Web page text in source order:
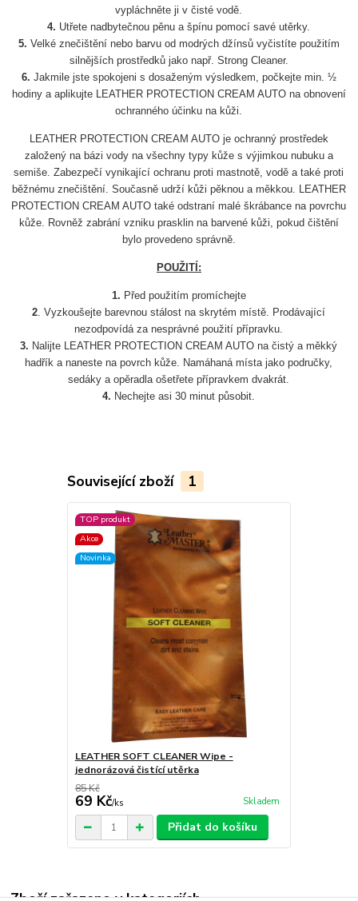
vypláchněte ji v čisté vodě.
4. Utřete nadbytečnou pěnu a špínu pomocí savé utěrky.
5. Velké znečištění nebo barvu od modrých džínsů vyčistíte použitím
silnějších prostředků jako např. Strong Cleaner.
6. Jakmile jste spokojeni s dosaženým výsledkem, počkejte min. ½
hodiny a aplikujte LEATHER PROTECTION CREAM AUTO na obnovení
ochranného účinku na kůži.
LEATHER PROTECTION CREAM AUTO je ochranný prostředek
založený na bázi vody na všechny typy kůže s výjimkou nubuku a
semiše. Zabezpečí vynikající ochranu proti mastnotě, vodě a také proti
běžnému znečištění. Současně udrží kůži pěknou a měkkou. LEATHER
PROTECTION CREAM AUTO také odstraní malé škrábance na povrchu
kůže. Rovněž zabrání vzniku prasklin na barvené kůži, pokud čištění
bylo provedeno správně.
POUŽITÍ:
1. Před použitím promíchejte
2 . Vyzkoušejte barevnou stálost na skrytém místě. Prodávající
nezodpovídá za nesprávné použití přípravku.
3. Nalijte LEATHER PROTECTION CREAM AUTO na čistý a měkký
hadřík a naneste na povrch kůže. Namáhaná místa jako područky,
sedáky a opěradla ošetřete přípravkem dvakrát.
4. Nechejte asi 30 minut působit.
Související zboží 1
TOP produkt
Akce
Novinka
LEATHER SOFT CLEANER Wipe -
jednorázová čistící utěrka
85 Kč
69 Kč/ks Skladem
Přidat do košíku